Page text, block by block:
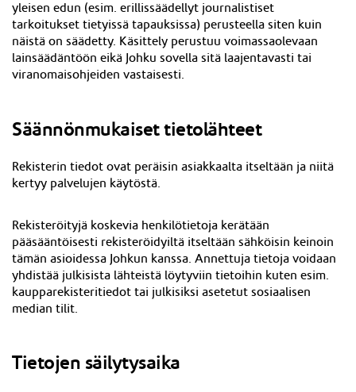
yleisen edun (esim. erillissäädellyt journalistiset
tarkoitukset tietyissä tapauksissa) perusteella siten kuin
näistä on säädetty. Käsittely perustuu voimassaolevaan
lainsäädäntöön eikä Johku sovella sitä laajentavasti tai
viranomaisohjeiden vastaisesti.
Säännönmukaiset tietolähteet
Rekisterin tiedot ovat peräisin asiakkaalta itseltään ja niitä
kertyy palvelujen käytöstä.
Rekisteröityjä koskevia henkilötietoja kerätään
pääsääntöisesti rekisteröidyiltä itseltään sähköisin keinoin
tämän asioidessa Johkun kanssa. Annettuja tietoja voidaan
yhdistää julkisista lähteistä löytyviin tietoihin kuten esim.
kaupparekisteritiedot tai julkisiksi asetetut sosiaalisen
median tilit.
Tietojen säilytysaika